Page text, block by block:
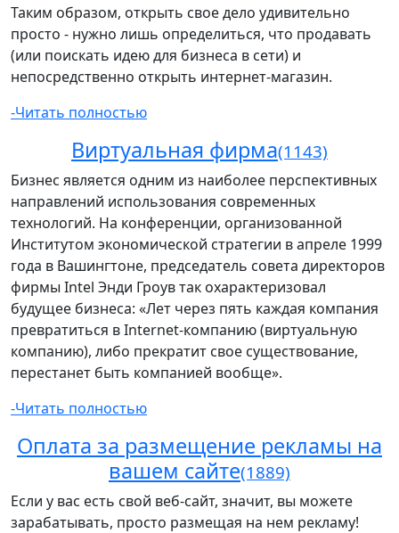
Таким образом, открыть свое дело удивительно
просто - нужно лишь определиться, что продавать
(или поискать идею для бизнеса в сети) и
непосредственно открыть интернет-магазин.
-Читать полностью
Виртуальная фирма(1143)
Бизнес является одним из наиболее перспективных
направлений использования современных
технологий. На конференции, организованной
Институтом экономической стратегии в апреле 1999
года в Вашингтоне, председатель совета директоров
фирмы Intel Энди Гроув так охарактеризовал
будущее бизнеса: «Лет через пять каждая компания
превратиться в Internet-компанию (виртуальную
компанию), либо прекратит свое существование,
перестанет быть компанией вообще».
-Читать полностью
Оплата за размещение рекламы на
вашем сайте(1889)
Если у вас есть свой веб-сайт, значит, вы можете
зарабатывать, просто размещая на нем рекламу!